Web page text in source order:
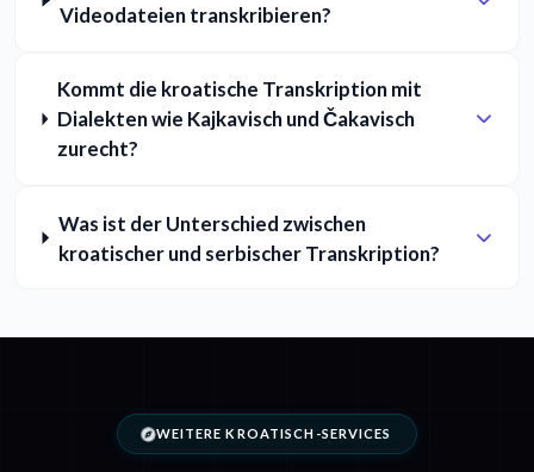
Videodateien transkribieren?
Kommt die kroatische Transkription mit
Dialekten wie Kajkavisch und Čakavisch
zurecht?
Was ist der Unterschied zwischen
kroatischer und serbischer Transkription?
WEITERE KROATISCH-SERVICES